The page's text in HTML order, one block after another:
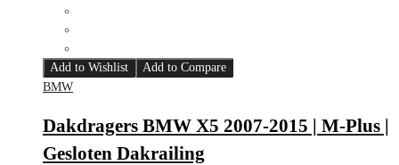
Add to Wishlist
Add to Compare
BMW
Dakdragers BMW X5 2007-2015 | M-Plus |
Gesloten Dakrailing